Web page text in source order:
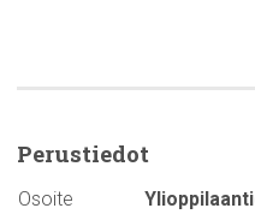
Perustiedot
Osoite